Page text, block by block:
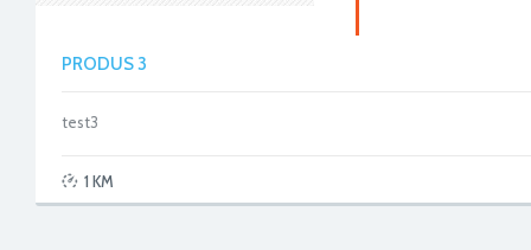
PRODUS 3
test3
1 KM